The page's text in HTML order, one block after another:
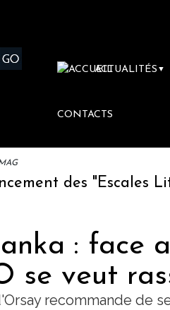
ACTUALITÉS ▼
CONTACTS
des "Escales
: face
se veut
recommande de